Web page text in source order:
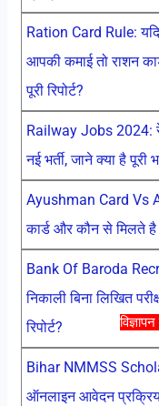
Ration Card Rule:
आपकी कमाई तो राशन
पूरी रिपोर्ट?
Railway Jobs 2024:
नई भर्ती, जाने क्या है
Ayushman Card Vs
कार्ड और कौन से मिलते है
Bank Of Baroda
निकाली बिना लिखित
रिपोर्ट?
Bihar NMMSS
ऑनलाइन आवेदन